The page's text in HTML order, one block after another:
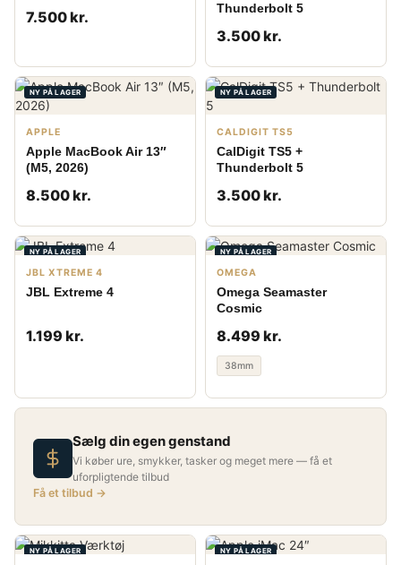
7.500 kr.
Thunderbolt 5
3.500 kr.
NY PÅ LAGER
APPLE
Apple MacBook Air 13″
(M5, 2026)
8.500 kr.
NY PÅ LAGER
CALDIGIT TS5
CalDigit TS5 +
Thunderbolt 5
3.500 kr.
NY PÅ LAGER
JBL XTREME 4
JBL Extreme 4
1.199 kr.
NY PÅ LAGER
OMEGA
Omega Seamaster
Cosmic
8.499 kr.
38mm
Sælg din egen genstand
Vi køber ure, smykker, tasker og meget mere — få et
uforpligtende tilbud
Få et tilbud →
NY PÅ LAGER NY PÅ LAGER